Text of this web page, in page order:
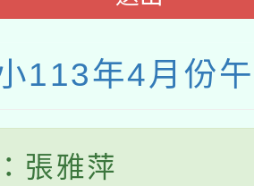
113年4月份
張雅萍